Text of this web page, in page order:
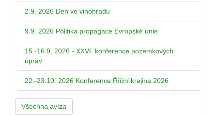
2.9. 2026 Den ve vinohradu
9.9. 2026 Politika propagace Evropské unie
15.-16.9. 2026 - XXVI. konference pozemkových
úprav
22.-23.10. 2026 Konference Říční krajina 2026
Všechna avíza